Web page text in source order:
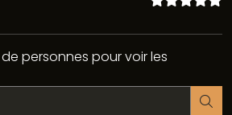
personnes pour voir les